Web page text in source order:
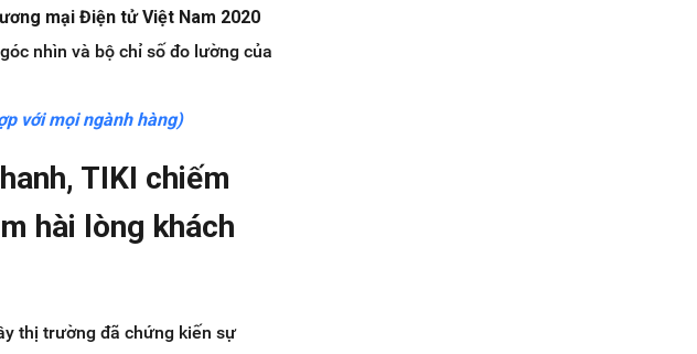
mại Điện tử Việt Nam 2020
nhìn và bộ chỉ số đo lường của
với mọi ngành hàng)
TIKI chiếm
hài lòng khách
thị trường đã chứng kiến sự